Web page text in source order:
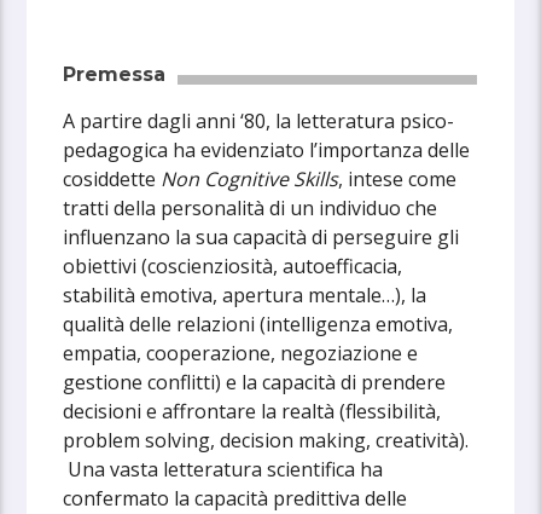
Premessa
A partire dagli anni ‘80, la letteratura psico-
pedagogica ha evidenziato l’importanza delle
cosiddette Non Cognitive Skills, intese come
tratti della personalità di un individuo che
influenzano la sua capacità di perseguire gli
obiettivi (coscienziosità, autoefficacia,
stabilità emotiva, apertura mentale…), la
qualità delle relazioni (intelligenza emotiva,
empatia, cooperazione, negoziazione e
gestione conflitti) e la capacità di prendere
decisioni e affrontare la realtà (flessibilità,
problem solving, decision making, creatività).
Una vasta letteratura scientifica ha
confermato la capacità predittiva delle